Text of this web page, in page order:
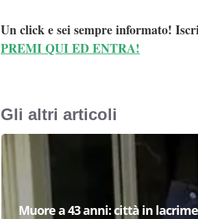
Un click e sei sempre informato!
PREMI QUI ED ENTRA!
Gli altri articoli
Muore a 43 anni: città in